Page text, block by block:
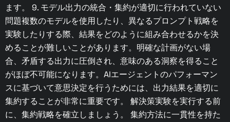
ます。 9. モデル出力の統合・集約が適切に行われていない
問題複数のモデルを使用したり、異なるプロンプト戦略を
実験したりする際、結果をどのように組み合わせるかを決
めることが難しいことがあります。明確な計画がない場
合、矛盾する出力に圧倒され、意味のある洞察を得ること
がほぼ不可能になります。AIエージェントのパフォーマン
スに基づいて意思決定を行うためには、出力結果を適切に
集約することが非常に重要です。 解決策実験を実行する前
に、集約戦略を確立しましょう。 集約方法に一貫性を持た